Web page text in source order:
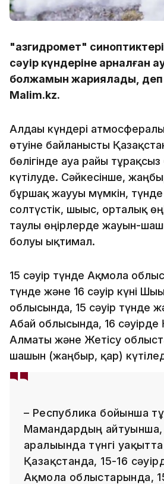
"Қазгидромет"
сәуір күндеріне арналған
болжамын жариялады, деп
Malim.kz.
Алдағы күндері
өтуіне байланысты
бөлігінде ауа райы
күтілуде. Сәйкесінше,
бұршақ жаууы мүмкін,
солтүстік, шығыс, орталық
таулы өңірлерде жауын-
болуы ықтимал.
15 сәуір түнде Ақмола
түнде және 16 сәуір күні
облысында, 15 сәуір түнде
Абай облысында, 16 сәуірде
Алматы және Жетісу
шашын (жаңбыр, қар)
– Республика бойынша
Мамандардың айтуынша,
аралығында түнгі
Қазақстанда, 15-16
Ақмола облыстарында,